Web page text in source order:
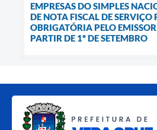
EMPRESAS DO SIMPLES
DE NOTA FISCAL DE SERVIÇO
OBRIGATÓRIA PELO
PARTIR DE 1º DE SETEMBRO